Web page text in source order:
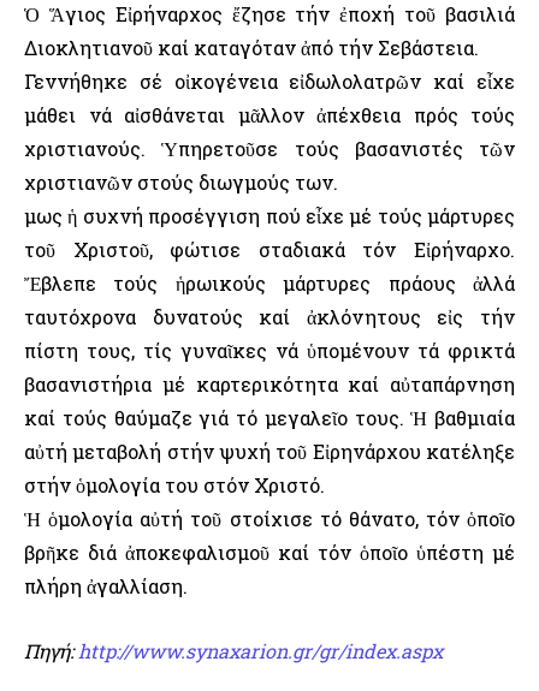
Ὁ Ἅγιος Εἰρήναρχος ἔζησε τήν ἐποχή τοῦ βασιλιά
Διοκλητιανοῦ καί καταγόταν ἀπό τήν Σεβάστεια.
Γεννήθηκε σέ οἰκογένεια εἰδωλολατρῶν καί εἶχε
μάθει νά αἰσθάνεται μᾶλλον ἀπέχθεια πρός τούς
χριστιανούς. Ὑπηρετοῦσε τούς βασανιστές τῶν
χριστιανῶν στούς διωγμούς των.
Ὅμως ἡ συχνή προσέγγιση πού εἶχε μέ τούς μάρτυρες
τοῦ Χριστοῦ, φώτισε σταδιακά τόν Εἰρήναρχο.
Ἔβλεπε τούς ἡρωικούς μάρτυρες πράους ἀλλά
ταυτόχρονα δυνατούς καί ἀκλόνητους εἰς τήν
πίστη τους, τίς γυναῖκες νά ὑπομένουν τά φρικτά
βασανιστήρια μέ καρτερικότητα καί αὐταπάρνηση
καί τούς θαύμαζε γιά τό μεγαλεῖο τους. Ἡ βαθμιαία
αὐτή μεταβολή στήν ψυχή τοῦ Εἰρηνάρχου κατέληξε
στήν ὁμολογία του στόν Χριστό.
Ἡ ὁμολογία αὐτή τοῦ στοίχισε τό θάνατο, τόν ὁποῖο
βρῆκε διά ἀποκεφαλισμοῦ καί τόν ὁποῖο ὑπέστη μέ
πλήρη ἀγαλλίαση.
Πηγή:http://www.synaxarion.gr/gr/index.aspx